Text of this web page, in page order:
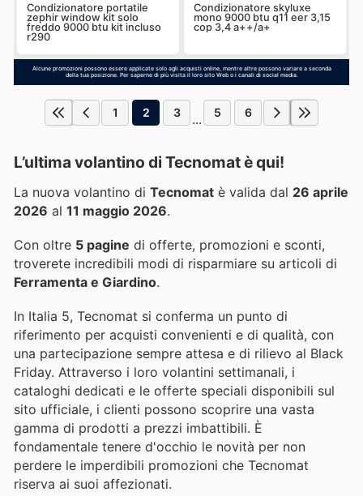
Condizionatore portatile
zephir window kit solo
freddo 9000 btu kit incluso
r290
Condizionatore skyluxe
mono 9000 btu q11 eer 3,15
cop 3,4 a++/a+
Alcune promozioni possono essere applicate solo agli acquisti online, mentre altre possono variare a seconda
della tua posizione. Per saperne di più visita il loro sito Web o i canali di social media.
1 2 3 ... 5 6
L’ultima volantino di Tecnomat è qui!
La nuova volantino di Tecnomat è valida dal 26 aprile
2026 al 11 maggio 2026.
Con oltre 5 pagine di offerte, promozioni e sconti,
troverete incredibili modi di risparmiare su articoli di
Ferramenta e Giardino.
In Italia 5, Tecnomat si conferma un punto di
riferimento per acquisti convenienti e di qualità, con
una partecipazione sempre attesa e di rilievo al Black
Friday. Attraverso i loro volantini settimanali, i
cataloghi dedicati e le offerte speciali disponibili sul
sito ufficiale, i clienti possono scoprire una vasta
gamma di prodotti a prezzi imbattibili. È
fondamentale tenere d'occhio le novità per non
perdere le imperdibili promozioni che Tecnomat
riserva ai suoi affezionati.